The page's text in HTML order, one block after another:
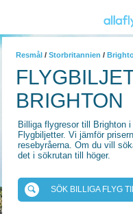
Resmål / Storbritannien /
BRIGHTON
Billiga flygresor till Brighton
Flygbiljetter. Vi jämför
resebyråerna. Om du vill
det i sökrutan till höger.
SÖK BILLIGA FLYG